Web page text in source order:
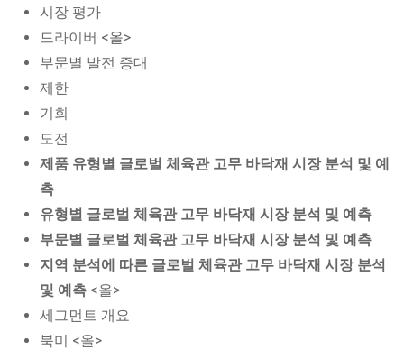
시장 평가
드라이버 <올>
부문별 발전 증대
제한
기회
도전
제품 유형별 글로벌 체육관 고무 바닥재 시장 분석 및 예
측
유형별 글로벌 체육관 고무 바닥재 시장 분석 및 예측
부문별 글로벌 체육관 고무 바닥재 시장 분석 및 예측
지역 분석에 따른 글로벌 체육관 고무 바닥재 시장 분석
및 예측 <올>
세그먼트 개요
북미 <올>